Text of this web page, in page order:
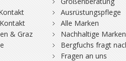
& Graz
Ausrüstungspflege
Alle Marken
Nachhaltige Marken
Bergfuchs fragt
Fragen an uns